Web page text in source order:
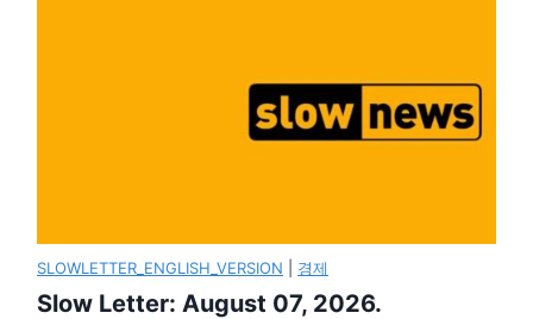
SLOWLETTER_ENGLISH_VERSION 경제
Slow Letter: August 07, 2026.